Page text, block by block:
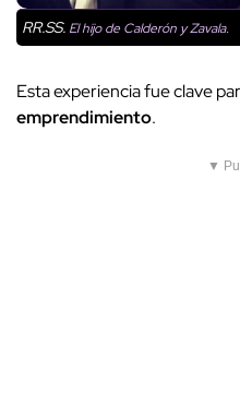
RR.SS. El hijo de Calderón y Zavala.
Esta experiencia fue clave
emprendimiento.
▼